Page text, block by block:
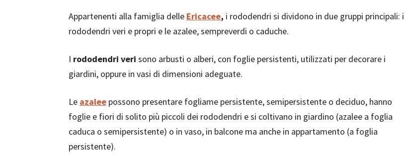
Appartenenti alla famiglia delle Ericacee, i rododendri si dividono in due gruppi principali: i
rododendri veri e propri e le azalee, sempreverdi o caduche.
I rododendri veri sono arbusti o alberi, con foglie persistenti, utilizzati per decorare i
giardini, oppure in vasi di dimensioni adeguate.
Le azalee possono presentare fogliame persistente, semipersistente o deciduo, hanno
foglie e fiori di solito più piccoli dei rododendri e si coltivano in giardino (azalee a foglia
caduca o semipersistente) o in vaso, in balcone ma anche in appartamento (a foglia
persistente).